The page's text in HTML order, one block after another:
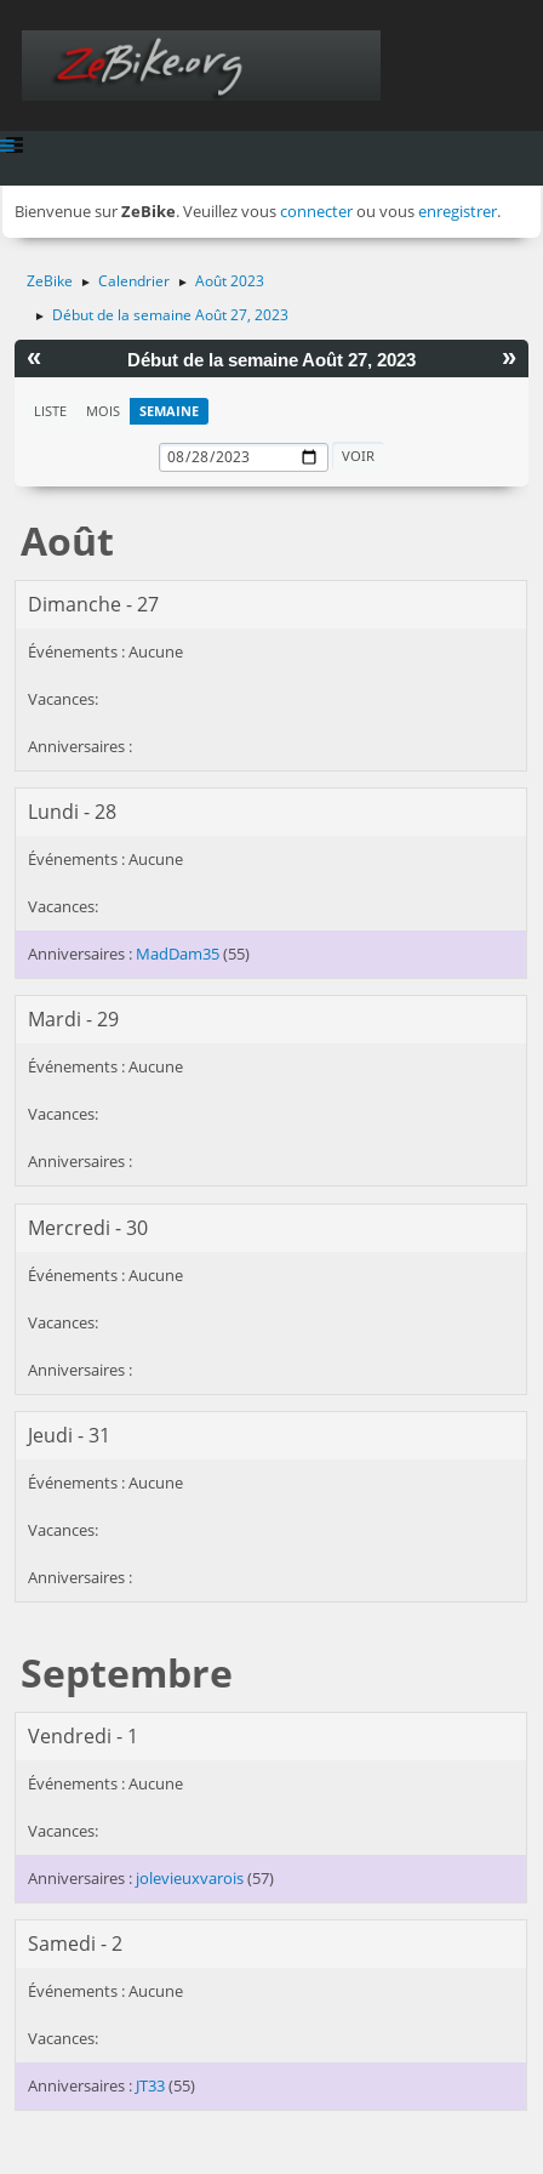
Bienvenue surZeBike. Veuillez vousconnecterou vousenregistrer.
ZeBike ► Calendrier ► Août 2023
► Début de la semaine Août 27, 2023
« »
Début de la semaine Août 27, 2023
LISTE MOIS SEMAINE
Août
Dimanche - 27
Lundi - 28
MadDam35(55)
Mardi - 29
Mercredi - 30
Jeudi - 31
Septembre
Vendredi - 1
jolevieuxvarois(57)
Samedi - 2
JT33(55)